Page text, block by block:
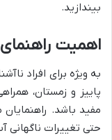
بیندازید.
اهمیت
به ویژه برای افراد
پاییز و زمستان،
مفید باشد.
حتی تغییرات ناگهانی